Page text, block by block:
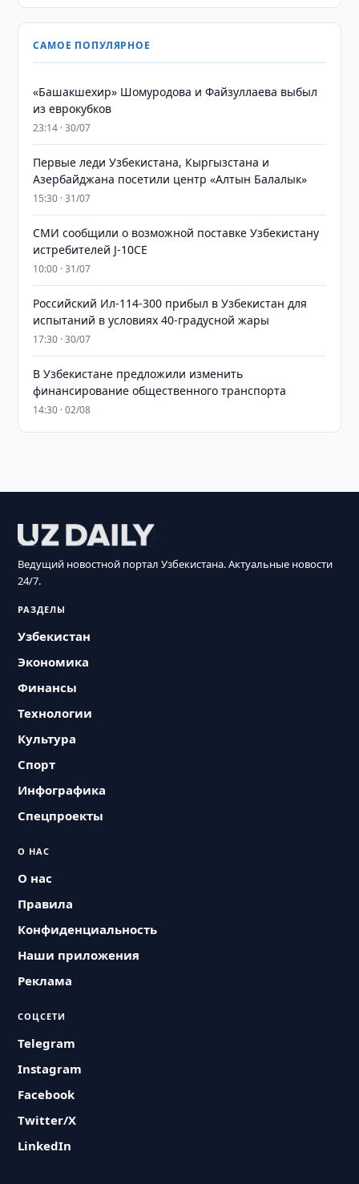
САМОЕ ПОПУЛЯРНОЕ
«Башакшехир» Шомуродова и Файзуллаева выбыл
из еврокубков
23:14 · 30/07
Первые леди Узбекистана, Кыргызстана и
Азербайджана посетили центр «Алтын Балалык»
15:30 · 31/07
СМИ сообщили о возможной поставке Узбекистану
истребителей J-10CE
10:00 · 31/07
Российский Ил-114-300 прибыл в Узбекистан для
испытаний в условиях 40-градусной жары
17:30 · 30/07
В Узбекистане предложили изменить
финансирование общественного транспорта
14:30 · 02/08
Ведущий новостной портал Узбекистана. Актуальные новости
24/7.
РАЗДЕЛЫ
Узбекистан
Экономика
Финансы
Технологии
Культура
Спорт
Инфографика
Спецпроекты
О НАС
О нас
Правила
Конфиденциальность
Наши приложения
Реклама
СОЦСЕТИ
Telegram
Instagram
Facebook
Twitter/X
LinkedIn